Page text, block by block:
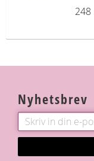
248
Nyhetsbrev